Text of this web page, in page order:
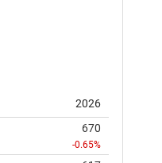
2026
670
-0.65%